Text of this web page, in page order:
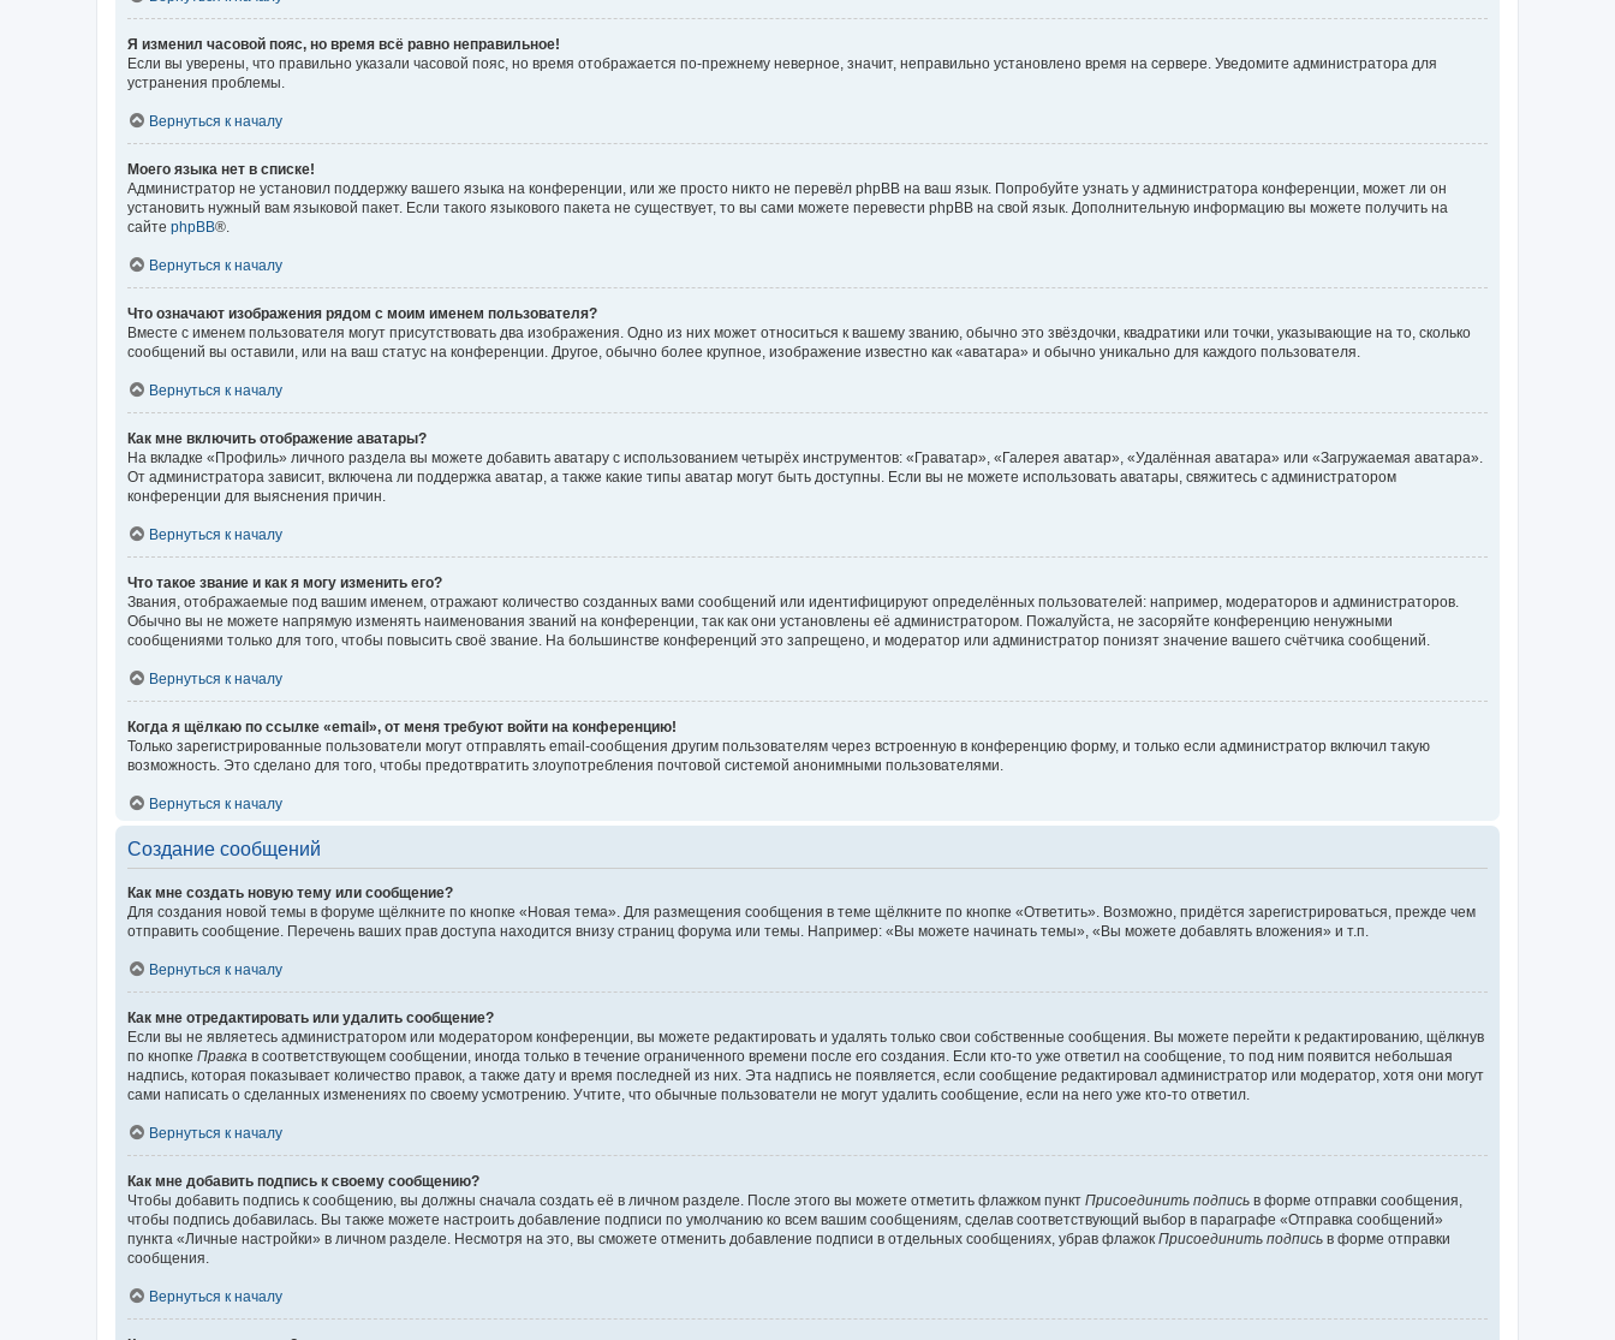
Я изменил часовой пояс, но время всё равно неправильное!
Если вы уверены, что правильно указали часовой пояс, но время отображается по-прежнему неверное, значит, неправильно установлено время на сервере. Уведомите администратора для
устранения проблемы.
Вернуться к началу
Моего языка нет в списке!
Администратор не установил поддержку вашего языка на конференции, или же просто никто не перевёл phpBB на ваш язык. Попробуйте узнать у администратора конференции, может ли он
установить нужный вам языковой пакет. Если такого языкового пакета не существует, то вы сами можете перевести phpBB на свой язык. Дополнительную информацию вы можете получить на
сайте phpBB®.
Вернуться к началу
Что означают изображения рядом с моим именем пользователя?
Вместе с именем пользователя могут присутствовать два изображения. Одно из них может относиться к вашему званию, обычно это звёздочки, квадратики или точки, указывающие на то, сколько
сообщений вы оставили, или на ваш статус на конференции. Другое, обычно более крупное, изображение известно как «аватара» и обычно уникально для каждого пользователя.
Вернуться к началу
Как мне включить отображение аватары?
На вкладке «Профиль» личного раздела вы можете добавить аватару с использованием четырёх инструментов: «Граватар», «Галерея аватар», «Удалённая аватара» или «Загружаемая аватара».
От администратора зависит, включена ли поддержка аватар, а также какие типы аватар могут быть доступны. Если вы не можете использовать аватары, свяжитесь с администратором
конференции для выяснения причин.
Вернуться к началу
Что такое звание и как я могу изменить его?
Звания, отображаемые под вашим именем, отражают количество созданных вами сообщений или идентифицируют определённых пользователей: например, модераторов и администраторов.
Обычно вы не можете напрямую изменять наименования званий на конференции, так как они установлены её администратором. Пожалуйста, не засоряйте конференцию ненужными
сообщениями только для того, чтобы повысить своё звание. На большинстве конференций это запрещено, и модератор или администратор понизят значение вашего счётчика сообщений.
Вернуться к началу
Когда я щёлкаю по ссылке «email», от меня требуют войти на конференцию!
Только зарегистрированные пользователи могут отправлять email-сообщения другим пользователям через встроенную в конференцию форму, и только если администратор включил такую
возможность. Это сделано для того, чтобы предотвратить злоупотребления почтовой системой анонимными пользователями.
Вернуться к началу
Создание сообщений
Как мне создать новую тему или сообщение?
Для создания новой темы в форуме щёлкните по кнопке «Новая тема». Для размещения сообщения в теме щёлкните по кнопке «Ответить». Возможно, придётся зарегистрироваться, прежде чем
отправить сообщение. Перечень ваших прав доступа находится внизу страниц форума или темы. Например: «Вы можете начинать темы», «Вы можете добавлять вложения» и т.п.
Вернуться к началу
Как мне отредактировать или удалить сообщение?
Если вы не являетесь администратором или модератором конференции, вы можете редактировать и удалять только свои собственные сообщения. Вы можете перейти к редактированию, щёлкнув
по кнопке Правка в соответствующем сообщении, иногда только в течение ограниченного времени после его создания. Если кто-то уже ответил на сообщение, то под ним появится небольшая
надпись, которая показывает количество правок, а также дату и время последней из них. Эта надпись не появляется, если сообщение редактировал администратор или модератор, хотя они могут
сами написать о сделанных изменениях по своему усмотрению. Учтите, что обычные пользователи не могут удалить сообщение, если на него уже кто-то ответил.
Вернуться к началу
Как мне добавить подпись к своему сообщению?
Чтобы добавить подпись к сообщению, вы должны сначала создать её в личном разделе. После этого вы можете отметить флажком пункт Присоединить подпись в форме отправки сообщения,
чтобы подпись добавилась. Вы также можете настроить добавление подписи по умолчанию ко всем вашим сообщениям, сделав соответствующий выбор в параграфе «Отправка сообщений»
пункта «Личные настройки» в личном разделе. Несмотря на это, вы сможете отменить добавление подписи в отдельных сообщениях, убрав флажок Присоединить подпись в форме отправки
сообщения.
Вернуться к началу